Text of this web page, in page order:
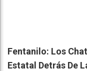
Fentanilo: Los
Estatal Detrás De